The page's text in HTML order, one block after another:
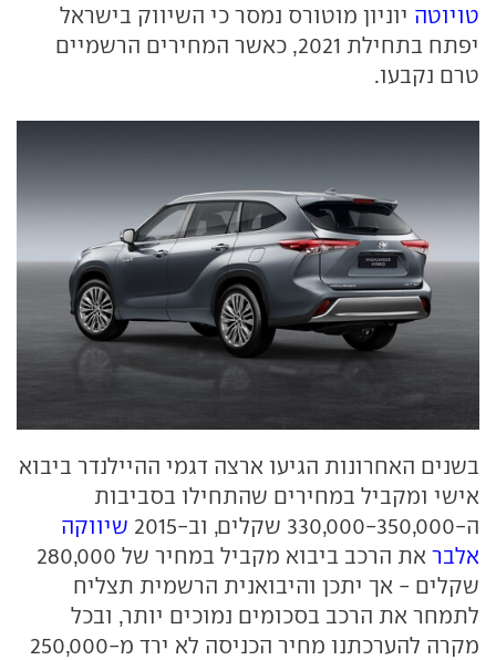
טויוטה יוניון מוטורס נמסר כי השיווק בישראל
יפתח בתחילת 2021, כאשר המחירים הרשמיים
טרם נקבעו.
בשנים האחרונות הגיעו ארצה דגמי ההיילנדר ביבוא
אישי ומקביל במחירים שהתחילו בסביבות
ה-330,000-350,000 שקלים, וב-2015
שיווקה
אלבר
את הרכב ביבוא מקביל במחיר של 280,000
שקלים - אך יתכן והיבואנית הרשמית תצליח
לתמחר את הרכב בסכומים נמוכים יותר, ובכל
מקרה להערכתנו מחיר הכניסה לא ירד מ-250,000